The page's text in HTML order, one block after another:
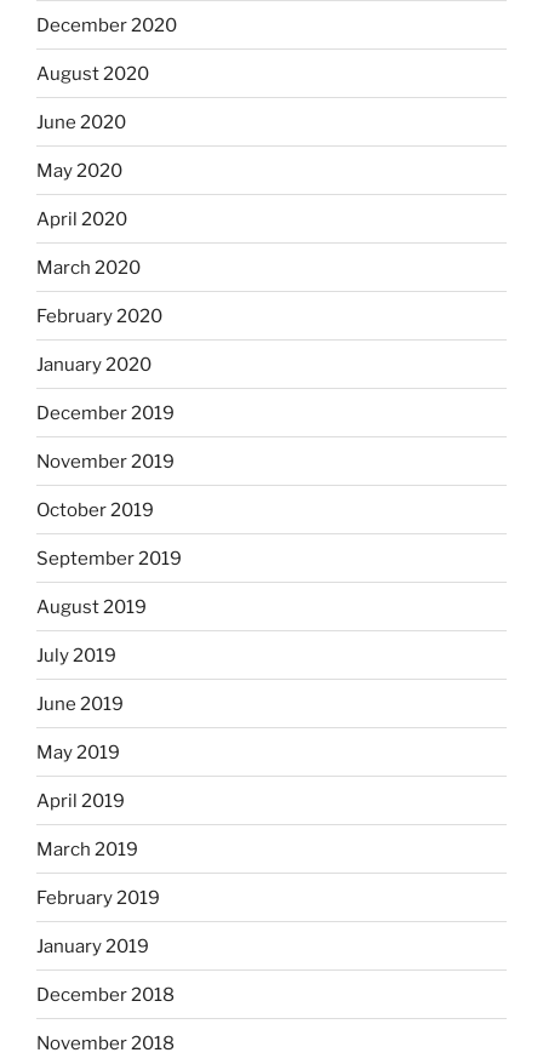
December 2020
August 2020
June 2020
May 2020
April 2020
March 2020
February 2020
January 2020
December 2019
November 2019
October 2019
September 2019
August 2019
July 2019
June 2019
May 2019
April 2019
March 2019
February 2019
January 2019
December 2018
November 2018